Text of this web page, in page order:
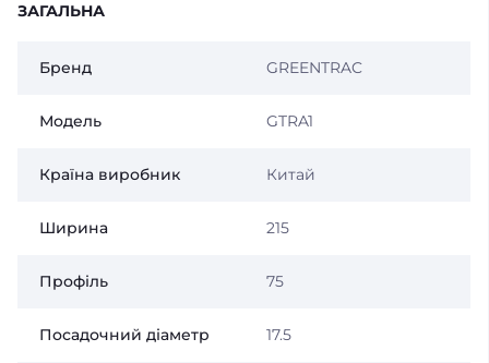
ЗАГАЛЬНА
Бренд GREENTRAC
Модель GTRA1
Країна виробник Китай
Ширина 215
Профіль 75
Посадочний діаметр 17.5